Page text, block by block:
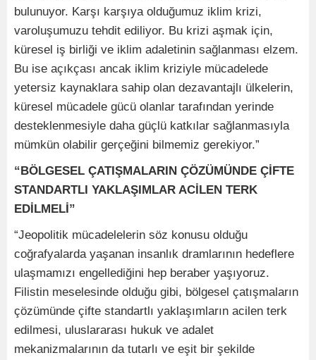
bulunuyor. Karşı karşıya olduğumuz iklim krizi,
varoluşumuzu tehdit ediliyor. Bu krizi aşmak için,
küresel iş birliği ve iklim adaletinin sağlanması elzem.
Bu ise açıkçası ancak iklim kriziyle mücadelede
yetersiz kaynaklara sahip olan dezavantajlı ülkelerin,
küresel mücadele gücü olanlar tarafından yerinde
desteklenmesiyle daha güçlü katkılar sağlanmasıyla
mümkün olabilir gerçeğini bilmemiz gerekiyor.”
“BÖLGESEL ÇATIŞMALARIN ÇÖZÜMÜNDE ÇİFTE
STANDARTLI YAKLAŞIMLAR ACİLEN TERK
EDİLMELİ”
“Jeopolitik mücadelelerin söz konusu olduğu
coğrafyalarda yaşanan insanlık dramlarının hedeflere
ulaşmamızı engellediğini hep beraber yaşıyoruz.
Filistin meselesinde olduğu gibi, bölgesel çatışmaların
çözümünde çifte standartlı yaklaşımların acilen terk
edilmesi, uluslararası hukuk ve adalet
mekanizmalarının da tutarlı ve eşit bir şekilde